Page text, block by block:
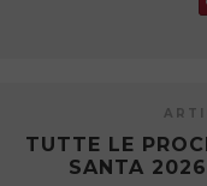
TUTTE LE
SANTA